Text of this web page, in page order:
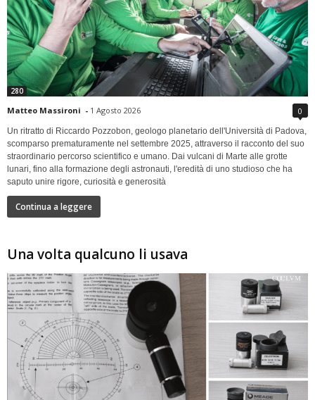
280
Matteo Massironi - 1 Agosto 2026 0
Un ritratto di Riccardo Pozzobon, geologo planetario dell'Università di Padova,
scomparso prematuramente nel settembre 2025, attraverso il racconto del suo
straordinario percorso scientifico e umano. Dai vulcani di Marte alle grotte
lunari, fino alla formazione degli astronauti, l'eredità di uno studioso che ha
saputo unire rigore, curiosità e generosità
Continua a leggere
Una volta qualcuno li usava